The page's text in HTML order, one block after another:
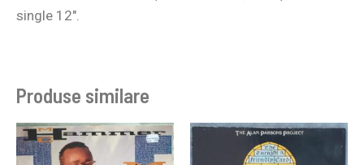
single 12″.
Produse similare